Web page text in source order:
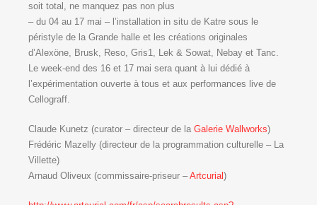
soit total, ne manquez pas non plus
– du 04 au 17 mai – l’installation in situ de Katre sous le
péristyle de la Grande halle et les créations originales
d’Alexöne, Brusk, Reso, Gris1, Lek & Sowat, Nebay et Tanc.
Le week-end des 16 et 17 mai sera quant à lui dédié à
l’expérimentation ouverte à tous et aux performances live de
Cellograff.
Claude Kunetz (curator – directeur de la Galerie Wallworks)
Frédéric Mazelly (directeur de la programmation culturelle – La
Villette)
Arnaud Oliveux (commissaire-priseur –Artcurial)